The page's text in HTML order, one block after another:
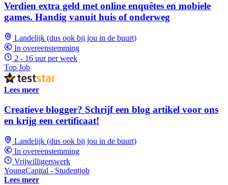
Verdien extra geld met online enquêtes en mobiele
games. Handig vanuit huis of onderweg
Landelijk (dus ook bij jou in de buurt)
In overeenstemming
2 - 16 uur per week
Top Job
Lees meer
Creatieve blogger? Schrijf een blog artikel voor ons
en krijg een certificaat!
Landelijk (dus ook bij jou in de buurt)
In overeenstemming
Vrijwilligerswerk
YoungCapital - Studentjob
Lees meer